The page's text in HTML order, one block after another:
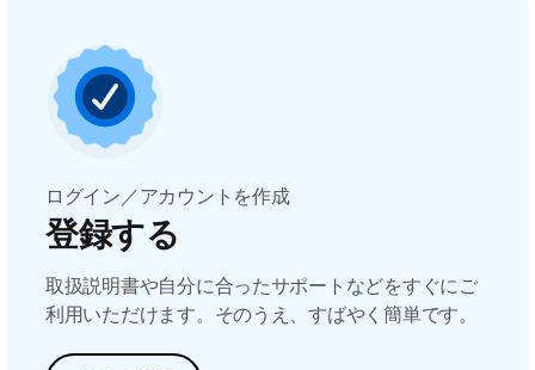
ログイン／アカウントを作成
登録する
取扱説明書や自分に合ったサポートなどをすぐにご
利用いただけます。そのうえ、すばやく簡単です。